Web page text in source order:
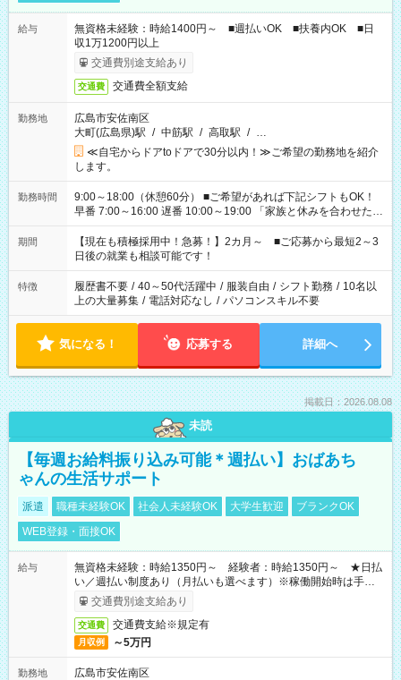
給与
無資格未経験：時給1400円～ ■週払いOK ■扶養内OK ■日
収1万1200円以上
交通費別途支給あり
交通費 交通費全額支給
勤務地
広島市安佐南区
大町(広島県)駅 / 中筋駅 / 高取駅 / …
≪自宅からドアtoドアで30分以内！≫ご希望の勤務地を紹介
します。
勤務時間
9:00～18:00（休憩60分） ■ご希望があれば下記シフトもOK！
早番 7:00～16:00 遅番 10:00～19:00 「家族と休みを合わせた
い」 「余裕を持って夕飯の準備がしたい」 「できれば残業はし
たくない」 など、ご希望を教えてくださいね。 ※Wワーク希望
の方へ 今ご覧のお仕事で希望する勤務時間と、もう1つのお仕事
の勤務時間。 合計で週40時間を超える場合は応募できません。
期間
【現在も積極採用中！急募！】2カ月～ ■ご応募から最短2～3
日後の就業も相談可能です！
特徴 履歴書不要 / 40～50代活躍中 / 服装自由 / シフト勤務 / 10名以
上の大量募集 / 電話対応なし / パソコンスキル不要
気になる！ 応募する 詳細へ
掲載日：2026.08.08
未読
【毎週お給料振り込み可能＊週払い】おばあち
ゃんの生活サポート
派遣 職種未経験OK 社会人未経験OK 大学生歓迎
ブランクOK
WEB登録・面接OK
給与
無資格未経験：時給1350円～ 経験者：時給1350円～ ★日払
い／週払い制度あり（月払いも選べます）※稼働開始時は手続き
完了次第のお支払いとなります。
交通費別途支給あり
交通費 交通費支給※規定有
月収例 ～5万円
勤務地
広島市安佐南区